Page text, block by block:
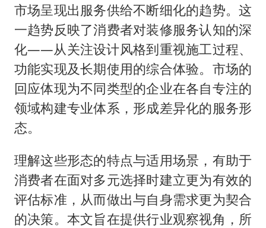
几元成本的AI广告导致千万市值蒸发
酒店回应车内过夜被收150元
商场现钱学森巨幅海报 负责人回应
杭州全市有序停课
36岁男演员成景区NPC后人气爆棚
梁家辉百花奖演讲落泪
乐享全民健身 共筑健康中国
市场呈现出服务供给不断细化的趋势。这
一趋势反映了消费者对装修服务认知的深
化——从关注设计风格到重视施工过程、
功能实现及长期使用的综合体验。市场的
回应体现为不同类型的企业在各自专注的
领域构建专业体系，形成差异化的服务形
态。
理解这些形态的特点与适用场景，有助于
消费者在面对多元选择时建立更为有效的
评估标准，从而做出与自身需求更为契合
的决策。本文旨在提供行业观察视角，所